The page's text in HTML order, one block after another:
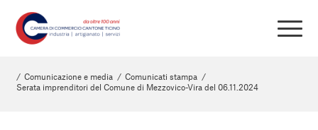
/ Comunicazione e media / Comunicati stampa /
Serata imprenditori del Comune di Mezzovico-Vira del 06.11.2024